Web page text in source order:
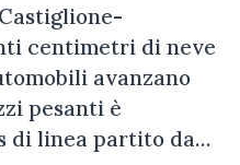
centimetri di neve
avanzano
pesanti è
di linea partito da…